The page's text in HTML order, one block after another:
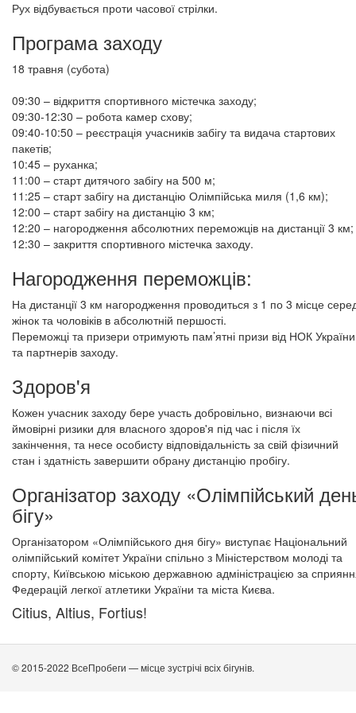
Рух відбувається проти часової стрілки.
Програма заходу
18 травня (субота)
09:30 – відкриття спортивного містечка заходу;
09:30-12:30 – робота камер схову;
09:40-10:50 – реєстрація учасників забігу та видача стартових
пакетів;
10:45 – руханка;
11:00 – старт дитячого забігу на 500 м;
11:25 – старт забігу на дистанцію Олімпійська миля (1,6 км);
12:00 – старт забігу на дистанцію 3 км;
12:20 – нагородження абсолютних переможців на дистанції 3 км;
12:30 – закриття спортивного містечка заходу.
Нагородження переможців:
На дистанції 3 км нагородження проводиться з 1 по 3 місце
жінок та чоловіків в абсолютній першості.
Переможці та призери отримують пам’ятні призи від НОК України
та партнерів заходу.
Здоров'я
Кожен учасник заходу бере участь добровільно, визнаючи всі
ймовірні ризики для власного здоров'я під час і після їх
закінчення, та несе особисту відповідальність за свій фізичний
стан і здатність завершити обрану дистанцію пробігу.
Організатор заходу «Олімпійський
бігу»
Організатором «Олімпійського дня бігу» виступає Національний
олімпійський комітет України спільно з Міністерством молоді та
спорту, Київською міською державною адміністрацією за
Федерацій легкої атлетики України та міста Києва.
Citius, Altius, Fortius!
© 2015-2022 ВсеПробеги — місце зустрічі всіх бігунів.